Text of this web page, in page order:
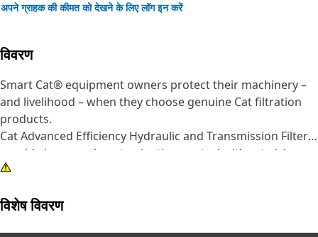
अपने ग्राहक की कीमत को देखने के लिए लॉग इन करें
विवरण
Smart Cat® equipment owners protect their machinery –
and livelihood – when they choose genuine Cat filtration
products.
Cat Advanced Efficiency Hydraulic and Transmission Filters
provide increased contamination control without giving up
superior dirt-holding. Using improved filter media, our
pressure drop characteristics. Pleat spacing is rigidly
विशेष विवरण